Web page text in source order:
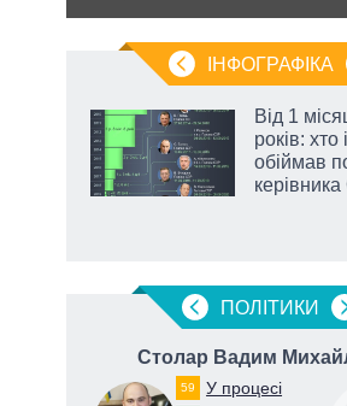
ІНФОГРАФІКА
Від 1
років: хто
обіймав
ПОЛIТИКИ
Столар Вадим
59 У процесі